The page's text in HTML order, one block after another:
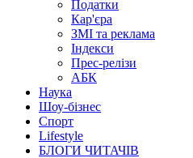
Податки
Кар'єра
ЗМІ та реклама
Індекси
Прес-релізи
АБК
Наука
Шоу-бізнес
Спорт
Lifestyle
БЛОГИ ЧИТАЧІВ